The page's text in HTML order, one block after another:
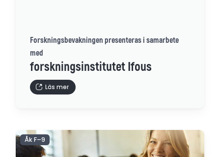
Forskningsbevakningen presenteras i samarbete
med
forskningsinstitutet Ifous
Läs mer
Åk F–9